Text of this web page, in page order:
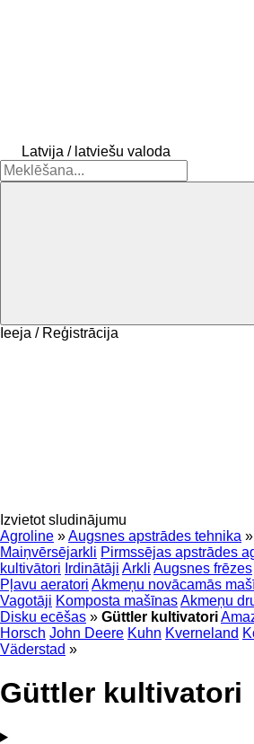
Latvija / latviešu valoda
Ieeja / Reģistrācija
Izvietot sludinājumu
Agroline »Augsnes apstrādes tehnika »
Maiņvērsējarkli Pirmssējas apstrādes
kultivātori Irdinātāji Arkli Augsnes frēzes
Pļavu aeratori Akmeņu novācamās
Vagotāji Komposta mašīnasAkmeņu
Disku ecēšas » Güttler kultivatori
Horsch John Deere Kuhn Kverneland
Väderstad »
Güttler kultivatori